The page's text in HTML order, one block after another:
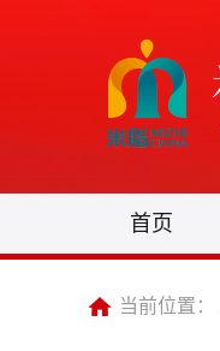
首页
当前位置：